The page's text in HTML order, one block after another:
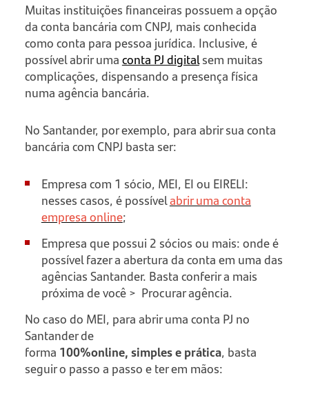
Muitas instituições financeiras possuem a opção
da conta bancária com CNPJ, mais conhecida
como conta para pessoa jurídica. Inclusive, é
possível abrir umaconta PJ digitalsem muitas
complicações, dispensando a presença física
numa agência bancária.
No Santander, por exemplo, para abrir sua conta
bancária com CNPJ basta ser:
Empresa com 1 sócio, MEI, EI ou EIRELI:
nesses casos, é possívelabrir uma conta
empresa online;
Empresa que possui 2 sócios ou mais: onde é
possível fazer a abertura da conta em uma das
agências Santander. Basta conferir a mais
próxima de você > Procurar agência.
No caso do MEI, para abrir uma conta PJ no
Santander de
forma 100%online, simples e prática, basta
seguir o passo a passo e ter em mãos: